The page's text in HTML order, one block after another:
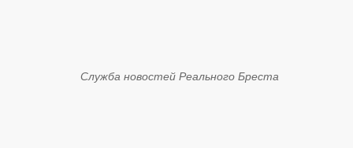
Служба новостей Реального Бреста